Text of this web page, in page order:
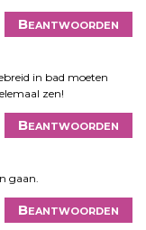
Beantwoorden
in bad moeten
zen!
Beantwoorden
gaan.
Beantwoorden